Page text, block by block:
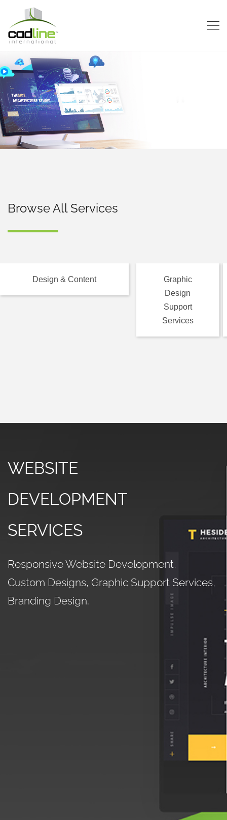
Browse All Services
Design & Content
Graphic
Design
Support
Services
WEBSITE
DEVELOPMENT
SERVICES
Responsive Website Development,
Custom Designs, Graphic Support Services,
Branding Design.